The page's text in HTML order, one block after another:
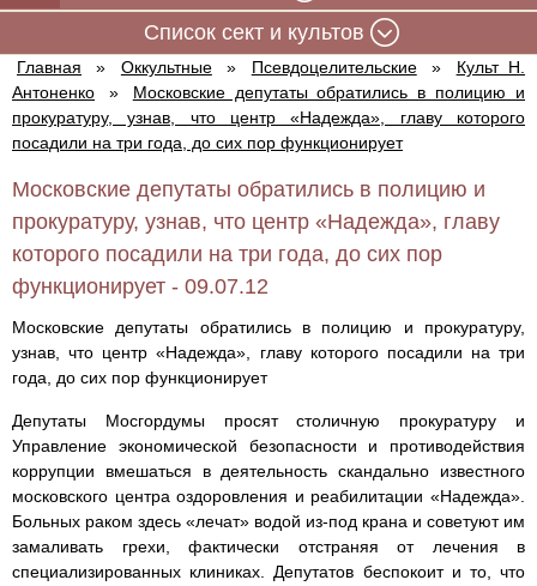
Cписок сект и культов
Главная » Оккультные » Псевдоцелительские »
Культ Н.
Антоненко
»
Московские депутаты обратились в полицию и
прокуратуру, узнав, что центр «Надежда», главу которого
посадили на три года, до сих пор функционирует
Московские депутаты обратились в полицию и
прокуратуру, узнав, что центр «Надежда», главу
которого посадили на три года, до сих пор
функционирует - 09.07.12
Московские депутаты обратились в полицию и прокуратуру,
узнав, что центр «Надежда», главу которого посадили на три
года, до сих пор функционирует
Депутаты Мосгордумы просят столичную прокуратуру и
Управление экономической безопасности и противодействия
коррупции вмешаться в деятельность скандально известного
московского центра оздоровления и реабилитации «Надежда».
Больных раком здесь «лечат» водой из-под крана и советуют им
замаливать грехи, фактически отстраняя от лечения в
специализированных клиниках. Депутатов беспокоит и то, что